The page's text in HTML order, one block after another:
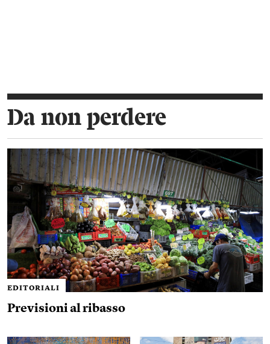
Da non perdere
EDITORIALI
Previsioni al ribasso